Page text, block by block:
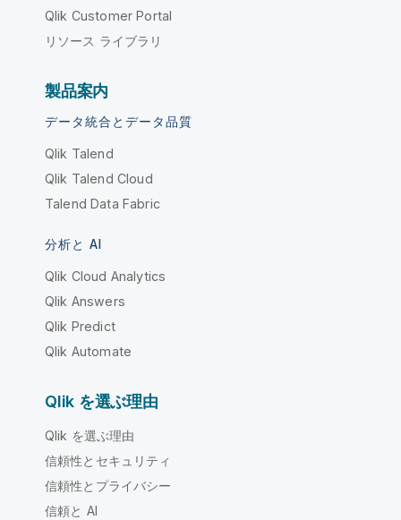
Qlik Customer Portal
リソース ライブラリ
製品案内
データ統合とデータ品質
Qlik Talend
Qlik Talend Cloud
Talend Data Fabric
分析と AI
Qlik Cloud Analytics
Qlik Answers
Qlik Predict
Qlik Automate
Qlik を選ぶ理由
Qlik を選ぶ理由
信頼性とセキュリティ
信頼性とプライバシー
信頼と AI